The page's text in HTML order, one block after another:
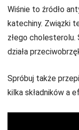
Wiśnie to źródło
katechiny. Związki
złego cholesterolu.
działa
Spróbuj także
kilka składników a